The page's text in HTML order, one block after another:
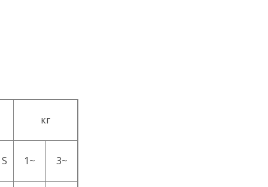
кг
S 1~ 3~